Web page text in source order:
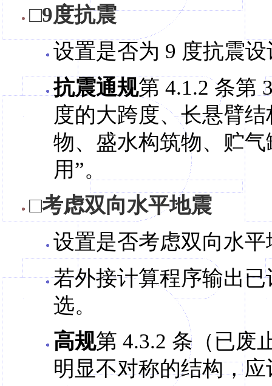
□9度抗震
设置是否为 9 度抗震
抗震通规第 4.1.2 条第
度的大跨度、长悬臂
物、盛水构筑物、贮
用”。
□考虑双向水平地震
设置是否考虑双向水平
若外接计算程序输出
选。
高规第 4.3.2 条（已废
明显不对称的结构，